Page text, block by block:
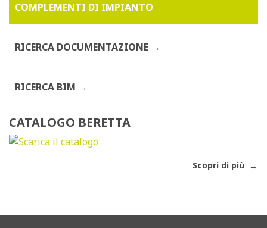
COMPLEMENTI DI IMPIANTO
RICERCA DOCUMENTAZIONE
RICERCA BIM
CATALOGO BERETTA
Scopri di più